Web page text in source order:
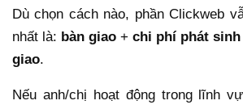
Dù chọn cách nào, phần Clickweb
nhất là: bàn giao + chi phí phát sinh
giao.
Nếu anh/chị hoạt động trong lĩnh